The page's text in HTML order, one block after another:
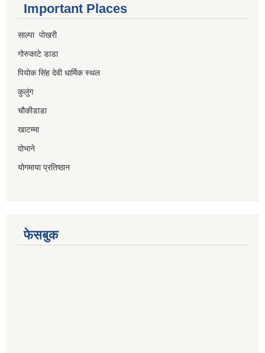
Important Places
साल्पा पोखरी
गोरुकाटे डाडा
पियोक सिंह देवी धार्मिक स्थल
कुलुंग
चौकीडाडा
खाटम्मा
दोभाने
योगमाया प्रतिष्ठान
फेसबुक